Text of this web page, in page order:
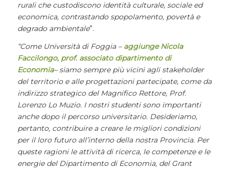
rurali che custodiscono identità culturale, sociale ed
economica, contrastando spopolamento, povertà e
degrado ambientale”.
“Come Università di Foggia – aggiungeNicola
Faccilongo, prof. associato dipartimento di
Economia– siamo sempre più vicini agli stakeholder
del territorio e alle progettazioni partecipate, come da
indirizzo strategico del Magnifico Rettore, Prof.
Lorenzo Lo Muzio. I nostri studenti sono importanti
anche dopo il percorso universitario. Desideriamo,
pertanto, contribuire a creare le migliori condizioni
per il loro futuro all’interno della nostra Provincia. Per
queste ragioni le attività di ricerca, le competenze e le
energie del Dipartimento di Economia, del Grant